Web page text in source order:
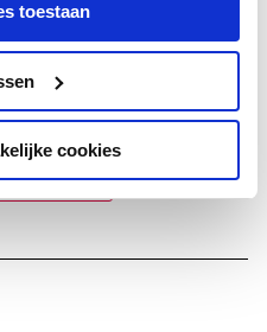
toestaan
cookies
MEER